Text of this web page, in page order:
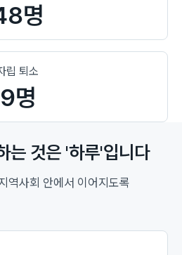
명
립 퇴소
9명
는 것은 '하루'입니다
역사회 안에서 이어지도록